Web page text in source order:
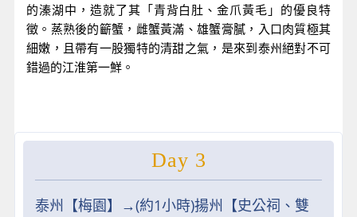
的溱湖中，造就了其「青背白肚、金爪黃毛」的優良特
徵。蒸熟後的籪蟹，雌蟹黃滿、雄蟹膏膩，入口肉質極其
細嫩，且帶有一股獨特的清甜之氣，是來到泰州絕對不可
錯過的江淮第一鮮。
Day 3
泰州【梅園】→(約1小時)揚州【史公祠、雙